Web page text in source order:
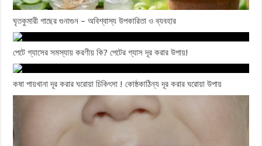
ঘৃতকুমারী গাছের গুনাগুন – অবিশ্বাস্য উপকারিতা ও ব্যবহার
পেটে গ্যাসের সমস্যায় করণীয় কি? পেটের গ্যাস দূর করার উপায়!
কষা পায়খানা দূর করার ঘরোয়া চিকিৎসা ! কোষ্ঠকাঠিন্য দূর করার ঘরোয়া উপায়